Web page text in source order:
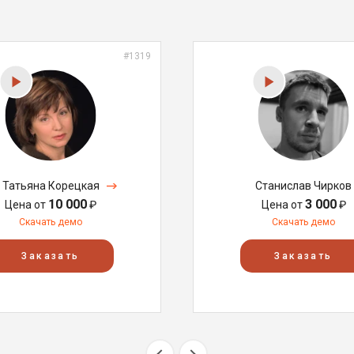
#1319
Татьяна Корецкая
Цена от 10 000₽
Скачать демо
Заказать
Станислав Чирков
Цена от3 000₽
Скачать демо
Заказать